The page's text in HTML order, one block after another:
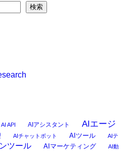
検索
AI API AIアシスタント
AIエージ
AIチャットボット AIツール
AIテ
ツール AIマーケティング AI動